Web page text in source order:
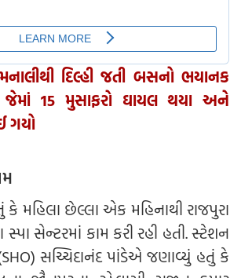
મનાલીથી દિલ્હી જતી બસનો ભયાનક
15 મુસાફરો ઘાયલ થયા અને
ગયો
મહિલા છેલ્લા એક મહિનાથી રાજપુરા
સેન્ટરમાં કામ કરી રહી હતી. સ્ટેશન
સચ્ચિદાનંદ પાંડેએ જણાવ્યું હતું કે